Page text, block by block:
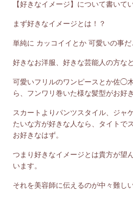
【好きなイメージ】について書いて
まず好きなイメージとは！？
単純に カッコイイとか 可愛いの事だ
好きなお洋服、好きな芸能人の方な
可愛いフリルのワンピースとか佐◯
ら、フンワリ巻いた様な髪型がお好
スカートよりパンツスタイル、ジャ
たいな方が好きな人なら、タイトで
お好きなはず。
つまり好きなイメージとは貴方が望
います。
それを美容師に伝えるのが中々難しい